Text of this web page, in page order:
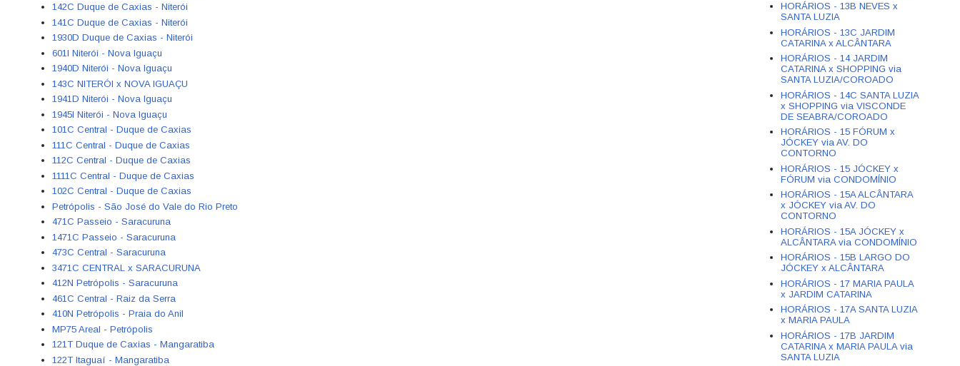
142C Duque de Caxias - Niterói
141C Duque de Caxias - Niterói
1930D Duque de Caxias - Niterói
601I Niterói - Nova Iguaçu
1940D Niterói - Nova Iguaçu
143C NITERÓI x NOVA IGUAÇU
1941D Niterói - Nova Iguaçu
1945I Niterói - Nova Iguaçu
101C Central - Duque de Caxias
111C Central - Duque de Caxias
112C Central - Duque de Caxias
1111C Central - Duque de Caxias
102C Central - Duque de Caxias
Petrópolis - São José do Vale do Rio Preto
471C Passeio - Saracuruna
1471C Passeio - Saracuruna
473C Central - Saracuruna
3471C CENTRAL x SARACURUNA
412N Petrópolis - Saracuruna
461C Central - Raiz da Serra
410N Petrópolis - Praia do Anil
MP75 Areal - Petrópolis
121T Duque de Caxias - Mangaratiba
122T Itaguaí - Mangaratiba
HORÁRIOS - 13B NEVES x
SANTA LUZIA
HORÁRIOS - 13C JARDIM
CATARINA x ALCÂNTARA
HORÁRIOS - 14 JARDIM
CATARINA x SHOPPING via
SANTA LUZIA/COROADO
HORÁRIOS - 14C SANTA LUZIA
x SHOPPING via VISCONDE
DE SEABRA/COROADO
HORÁRIOS - 15 FÓRUM x
JÓCKEY via AV. DO
CONTORNO
HORÁRIOS - 15 JÓCKEY x
FÓRUM via CONDOMÍNIO
HORÁRIOS - 15A ALCÂNTARA
x JÓCKEY via AV. DO
CONTORNO
HORÁRIOS - 15A JÓCKEY x
ALCÂNTARA via CONDOMÍNIO
HORÁRIOS - 15B LARGO DO
JÓCKEY x ALCÂNTARA
HORÁRIOS - 17 MARIA PAULA
x JARDIM CATARINA
HORÁRIOS - 17A SANTA LUZIA
x MARIA PAULA
HORÁRIOS - 17B JARDIM
CATARINA x MARIA PAULA via
SANTA LUZIA